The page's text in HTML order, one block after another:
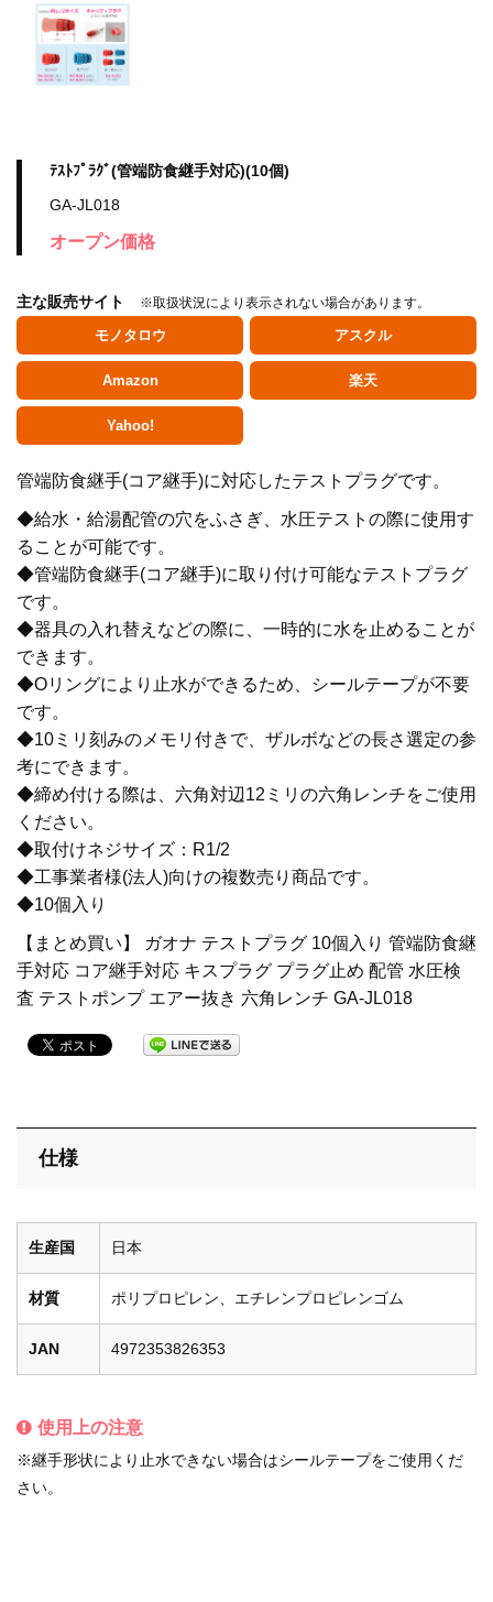
ﾃｽﾄﾌﾟﾗｸﾞ(管端防食継手対応)(10個)
GA-JL018
オープン価格
主な販売サイト ※取扱状況により表示されない場合があります。
モノタロウ アスクル
Amazon 楽天
Yahoo!
管端防食継手(コア継手)に対応したテストプラグです。
◆給水・給湯配管の穴をふさぎ、水圧テストの際に使用す
ることが可能です。
◆管端防食継手(コア継手)に取り付け可能なテストプラグ
です。
◆器具の入れ替えなどの際に、一時的に水を止めることが
できます。
◆Oリングにより止水ができるため、シールテープが不要
です。
◆10ミリ刻みのメモリ付きで、ザルボなどの長さ選定の参
考にできます。
◆締め付ける際は、六角対辺12ミリの六角レンチをご使用
ください。
◆取付けネジサイズ：R1/2
◆工事業者様(法人)向けの複数売り商品です。
◆10個入り
【まとめ買い】 ガオナ テストプラグ 10個入り 管端防食継
手対応 コア継手対応 キスプラグ プラグ止め 配管 水圧検
査 テストポンプ エアー抜き 六角レンチ GA-JL018
仕様
生産国 日本
材質 ポリプロピレン、エチレンプロピレンゴム
JAN 4972353826353
使用上の注意
※継手形状により止水できない場合はシールテープをご使用くだ
さい。
水栓金具
水栓部品
止水栓
配管用品
洗濯機
洗面・手洗い
トイレ
エクステリア